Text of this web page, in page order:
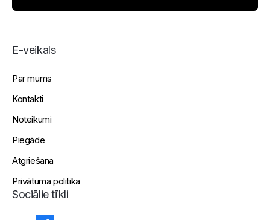
E-veikals
Par mums
Kontakti
Noteikumi
Piegāde
Atgriešana
Privātuma politika
Sociālie tīkli